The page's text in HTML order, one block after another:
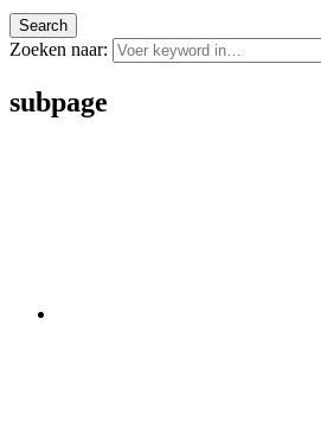
Search
Zoeken naar:
subpage